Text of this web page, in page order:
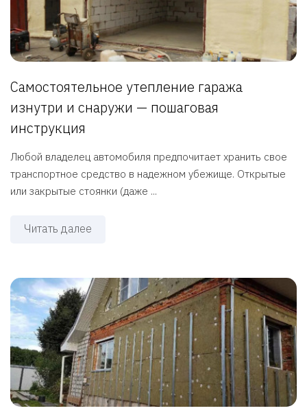
Самостоятельное утепление гаража
изнутри и снаружи — пошаговая
инструкция
Любой владелец автомобиля предпочитает хранить свое
транспортное средство в надежном убежище. Открытые
или закрытые стоянки (даже ...
Читать далее